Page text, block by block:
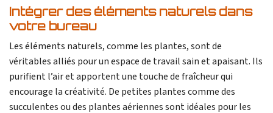
Intégrer des éléments naturels dans
votre bureau
Les éléments naturels, comme les plantes, sont de
véritables alliés pour un espace de travail sain et apaisant. Ils
purifient l’air et apportent une touche de fraîcheur qui
encourage la créativité. De petites plantes comme des
succulentes ou des plantes aériennes sont idéales pour les